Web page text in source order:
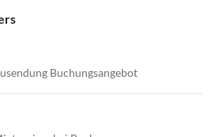
Buchungsangebot